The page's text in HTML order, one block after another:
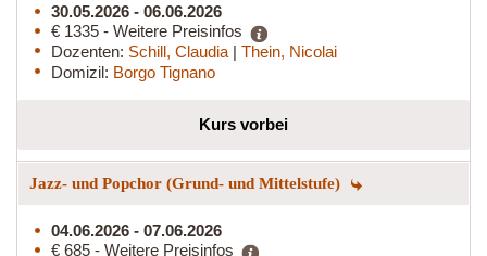
30.05.2026 - 06.06.2026
€ 1335 - Weitere Preisinfos
Dozenten: Schill, Claudia | Thein, Nicolai
Domizil: Borgo Tignano
Kurs vorbei
Jazz- und Popchor (Grund- und Mittelstufe)
04.06.2026 - 07.06.2026
€ 685 - Weitere Preisinfos